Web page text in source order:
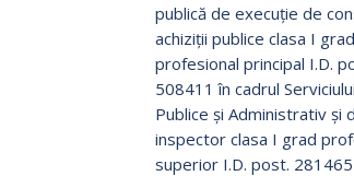
publică de execuţie de
achiziții publice clasa I grad
profesional principal I.D.
508411 în cadrul
Publice și Administrativ și
inspector clasa I grad
superior I.D. post.